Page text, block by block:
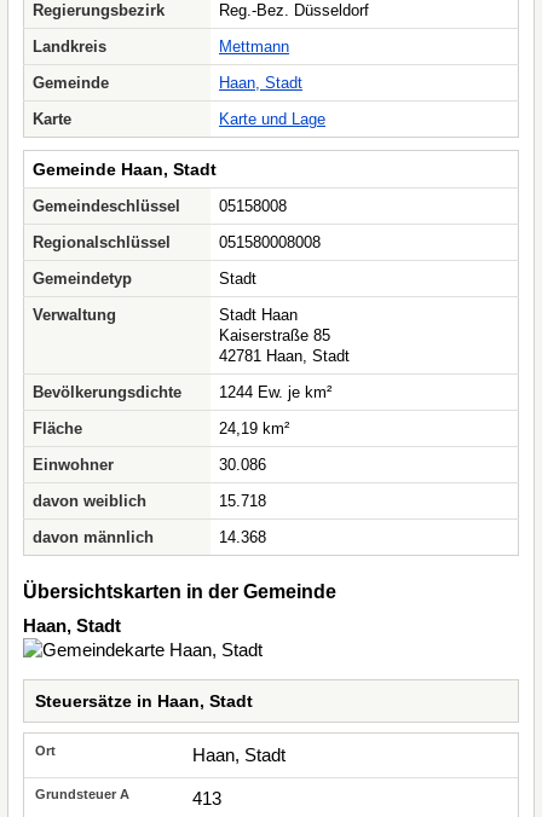
Regierungsbezirk
Reg.-Bez. Düsseldorf
Landkreis
Mettmann
Gemeinde
Haan, Stadt
Karte
Karte und Lage
Gemeinde Haan, Stadt
Gemeindeschlüssel
05158008
Regionalschlüssel
051580008008
Gemeindetyp
Stadt
Verwaltung
Stadt Haan
Kaiserstraße 85
42781 Haan, Stadt
Bevölkerungsdichte
1244 Ew. je km²
Fläche
24,19 km²
Einwohner
30.086
davon weiblich
15.718
davon männlich
14.368
Übersichtskarten in der Gemeinde
Haan, Stadt
Steuersätze in Haan, Stadt
Haan, Stadt
413